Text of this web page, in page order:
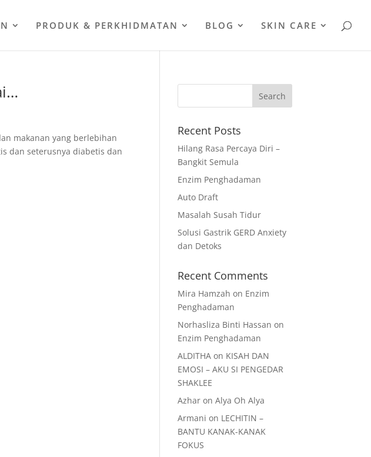
PRODUK & PERKHIDMATAN BLOG SKIN CARE
makanan yang berlebihan
dan seterusnya diabetis dan
Recent Posts
Hilang Rasa Percaya Diri –
Bangkit Semula
Enzim Penghadaman
Auto Draft
Masalah Susah Tidur
Solusi Gastrik GERD Anxiety
dan Detoks
Recent Comments
Mira Hamzah on Enzim
Penghadaman
Norhasliza Binti Hassan on
Enzim Penghadaman
ALDITHA on KISAH DAN
EMOSI – AKU SI PENGEDAR
SHAKLEE
Azhar onAlya Oh Alya
Armani on LECHITIN –
BANTU KANAK-KANAK
FOKUS